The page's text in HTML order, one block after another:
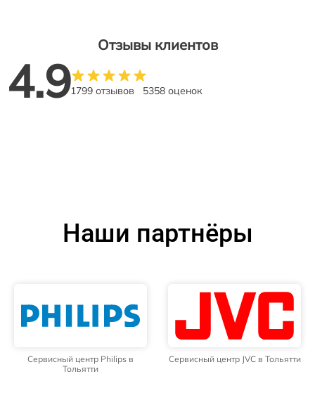
Отзывы клиентов
4.91799 отзывов 5358 оценок
Наши партнёры
Сервисный центр Philips в
Тольятти
Сервисный центр JVC в Тольятти